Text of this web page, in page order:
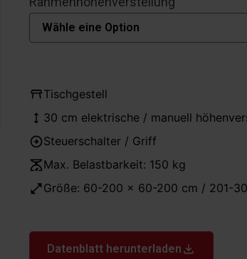
Tischgestell
30 cm elektrische / manuell
Steuerschalter / Griff
Max. Belastbarkeit: 150 kg
Größe: 60-200 x 60-200 cm / 201-
Datenblatt herunterladen